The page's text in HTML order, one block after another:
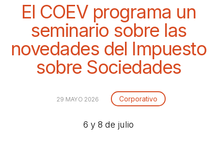
El COEV programa un
seminario sobre las
novedades del Impuesto
sobre Sociedades
29 MAYO 2026 Corporativo
6 y 8 de julio